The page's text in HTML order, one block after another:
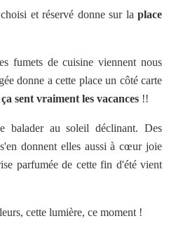
et réservé donne sur la place
fumets de cuisine viennent nous
donne a cette place un côté carte
ça sent vraiment les vacances !!
balader au soleil déclinant. Des
donnent elles aussi à cœur joie
parfumée de cette fin d'été vient
cette lumière, ce moment !